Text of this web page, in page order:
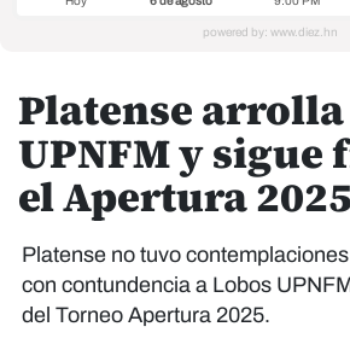
Platense arrolla
UPNFM y sigue
el Apertura 2025
Platense no tuvo
con contundencia a Lobos
del Torneo Apertura 2025.